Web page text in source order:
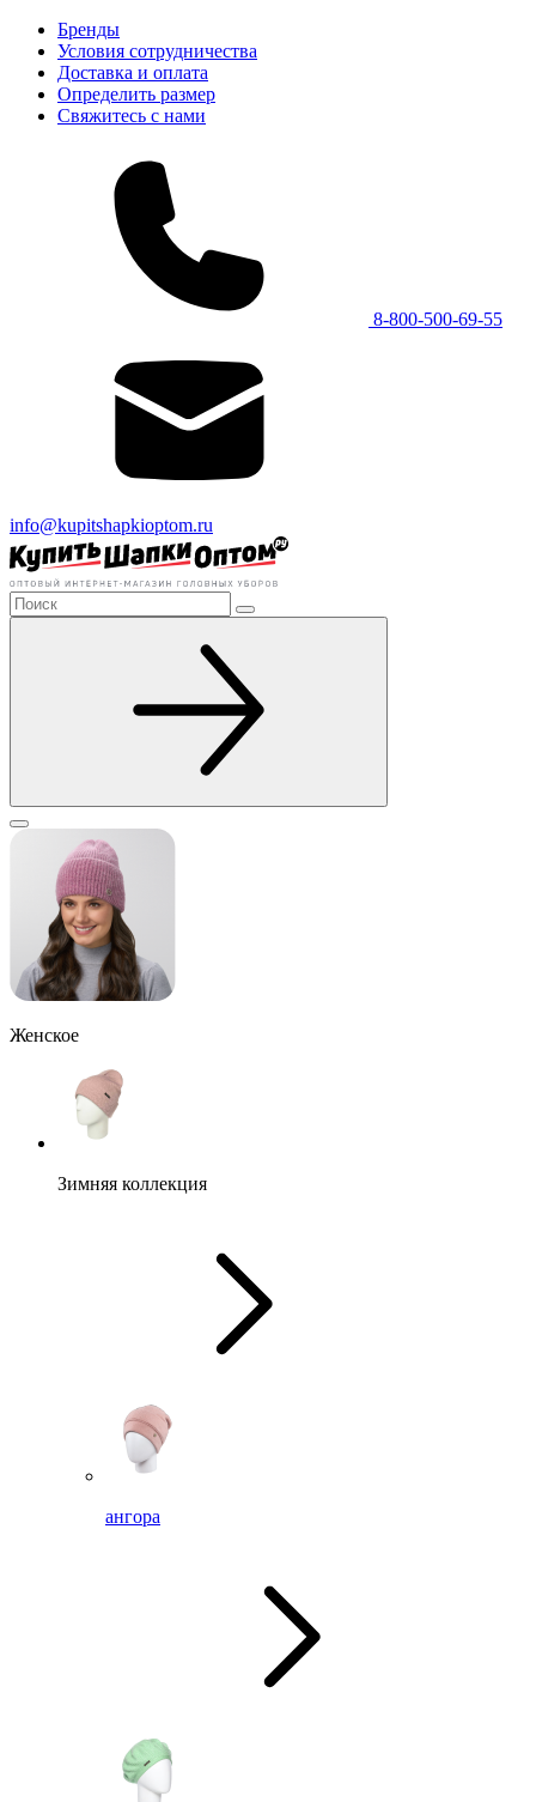
Бренды
Условия сотрудничества
Доставка и оплата
Определить размер
Свяжитесь с нами
8-800-500-69-55
info@kupitshapkioptom.ru
Женское
Зимняя коллекция
ангора